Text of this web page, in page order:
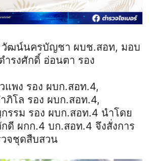
ฒน์นครบัญชา ผบช.สอท, มอบ
รงศักดิ์ อ่อนตา รอง
พง รอง ผบก.สอท.4,
ภิโล รอง ผบก.สอท.4,
รรม รอง ผบก.สอท.4 นำโดย
ดี ผกก.4 บก.สอท.4 จึงสั่งการ
จชุดสืบสวน